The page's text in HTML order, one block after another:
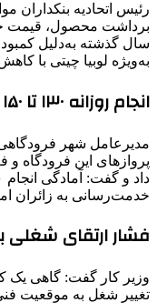
رئیس اتحادیه بنکداران
برداشت محصول، قیمت
سال گذشته به‌دلیل
به‌ویژه لوبیا چیتی با
انجام روزانه ۱۳۰ تا ۱۵۰ پرواز از فرودگاه امام
مدیرعامل شهر فرودگاهی
پروازهای این فرودگاه و
خدمت‌رسانی به زائران
فشار ارتقای
وزیر کار گفت: گاهی یک
تغییر شغل به موقعیت فنی